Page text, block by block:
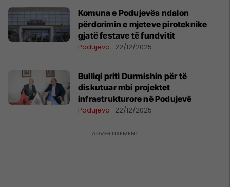
Komuna e Podujevës ndalon
përdorimin e mjeteve piroteknike
gjatë festave të fundvitit
Podujeva 22/12/2025
Bulliqi priti Durmishin për të
diskutuar mbi projektet
infrastrukturore në Podujevë
Podujeva 22/12/2025